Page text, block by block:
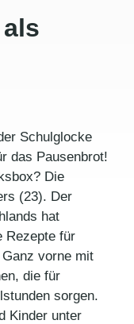
Schulglocke
das Pausenbrot!
Die
(23). Der
hat
Rezepte für
vorne mit
die für
sorgen.
Kinder unter